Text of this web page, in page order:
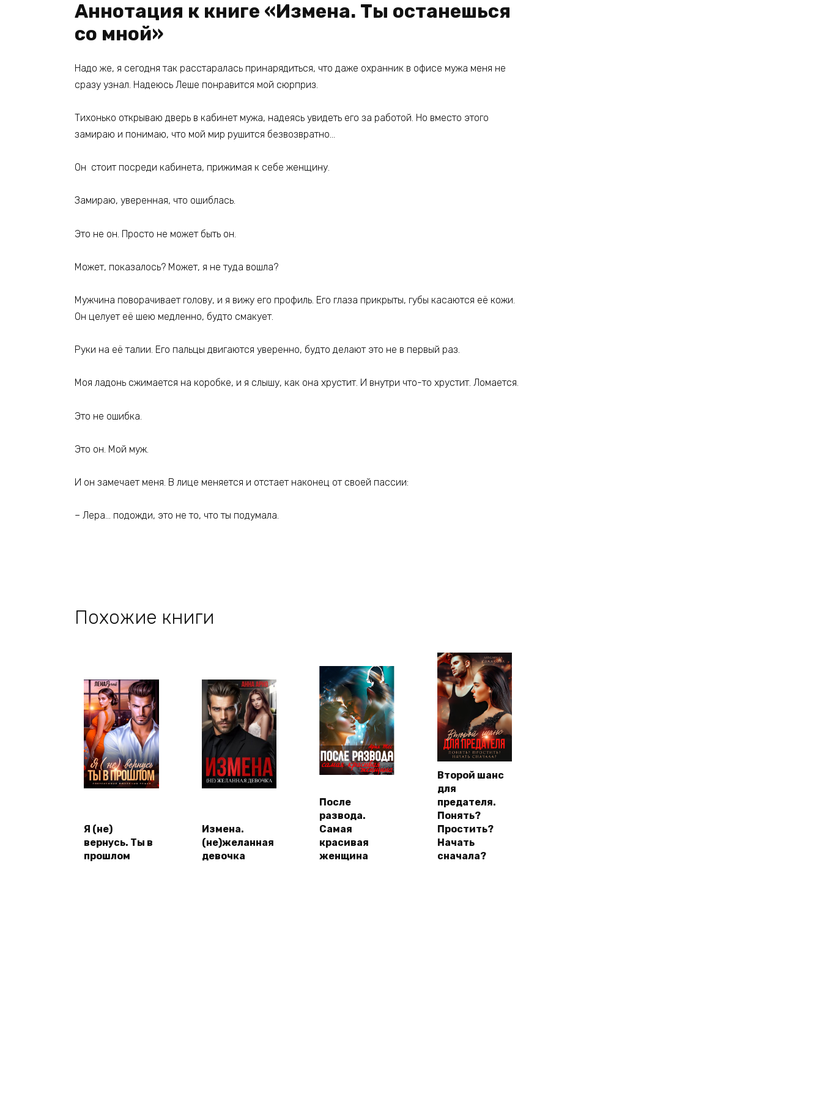
Аннотация к книге «Измена. Ты останешься
со мной»
Надо же, я сегодня так расстаралась принарядиться, что даже охранник в офисе мужа меня не
сразу узнал. Надеюсь Леше понравится мой сюрприз.
Тихонько открываю дверь в кабинет мужа, надеясь увидеть его за работой. Но вместо этого
замираю и понимаю, что мой мир рушится безвозвратно…
Он стоит посреди кабинета, прижимая к себе женщину.
Замираю, уверенная, что ошиблась.
Это не он. Просто не может быть он.
Может, показалось? Может, я не туда вошла?
Мужчина поворачивает голову, и я вижу его профиль. Его глаза прикрыты, губы касаются её кожи.
Он целует её шею медленно, будто смакует.
Руки на её талии. Его пальцы двигаются уверенно, будто делают это не в первый раз.
Моя ладонь сжимается на коробке, и я слышу, как она хрустит. И внутри что-то хрустит. Ломается.
Это не ошибка.
Это он. Мой муж.
И он замечает меня. В лице меняется и отстает наконец от своей пассии:
– Лера… подожди, это не то, что ты подумала.
Похожие книги
Я (не)
вернусь. Ты в
прошлом
Измена.
(не)желанная
девочка
После
развода.
Самая
красивая
женщина
Второй шанс
для
предателя.
Понять?
Простить?
Начать
сначала?